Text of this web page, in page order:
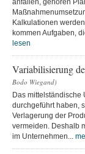
Kalkulationen
kommen Aufgaben,
lesen
Variabilisierung
Bodo Wiegand)
Das mittelständische
durchgeführt haben,
Verlagerung der
vermeiden. Deshalb
im Unternehmen...